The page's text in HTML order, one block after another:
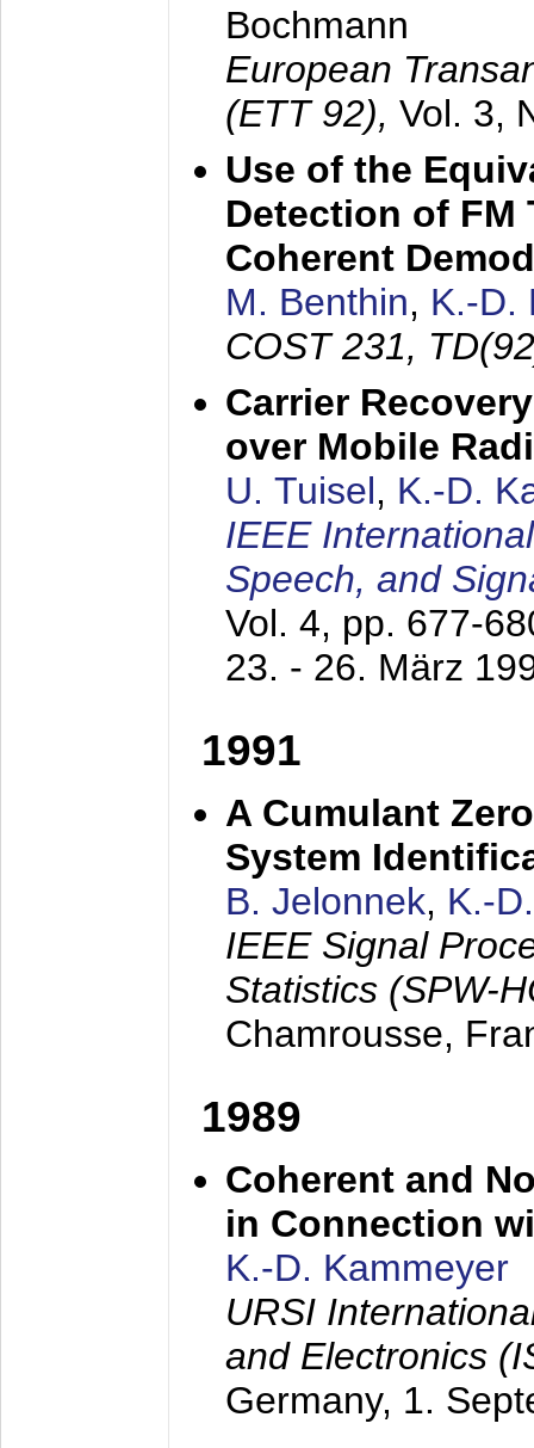
Bochmann
European
(ETT 92), Vol. 3,
Use of the
Detection of FM
Coherent
M. Benthin, K.-D.
COST 231,
Carrier
over Mobile
U. Tuisel, K.-D.
IEEE
Speech, and
Vol. 4, pp. 677-
23. - 26. März
1991
A Cumulant
System
B. Jelonnek, K.-
IEEE Signal
Statistics (SPW-
Chamrousse,
1989
Coherent and
in Connection
K.-D. Kammeyer
URSI
and Electronics
Germany, 1.